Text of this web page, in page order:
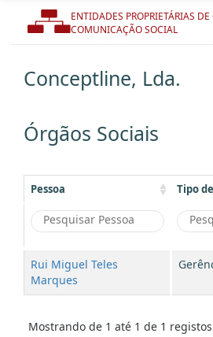
ENTIDADES PROPRIETÁRIAS DE
COMUNICAÇÃO SOCIAL
Conceptline, Lda.
Órgãos Sociais
Pessoa Tipo
Rui Miguel Teles
Marques
Mostrando de 1 até 1 de 1 registos